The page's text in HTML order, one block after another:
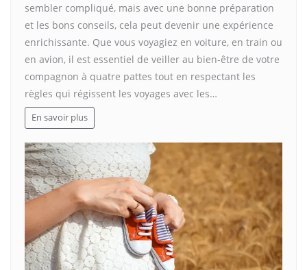
sembler compliqué, mais avec une bonne préparation
et les bons conseils, cela peut devenir une expérience
enrichissante. Que vous voyagiez en voiture, en train ou
en avion, il est essentiel de veiller au bien-être de votre
compagnon à quatre pattes tout en respectant les
règles qui régissent les voyages avec les…
En savoir plus